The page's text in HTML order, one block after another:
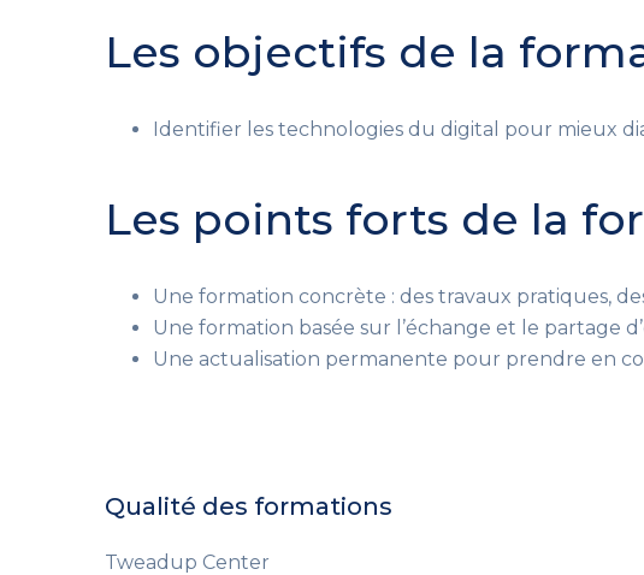
Les objectifs de la
Identifier les technologies du digital pour mieux
Les points forts de la
Une formation concrète : des travaux pratiques,
Une formation basée sur l’échange et le partage
Une actualisation permanente pour prendre en
Qualité des formations
Tweadup Center